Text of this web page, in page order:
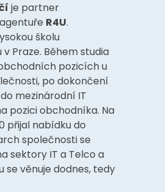
je partner
R4U.
školu
Praze. Během studia
pozicích u
po dokončení
mezinárodní IT
pozici obchodníka. Na
přijal nabídku do
společnosti se
sektory IT a Telco a
se věnuje dodnes, tedy